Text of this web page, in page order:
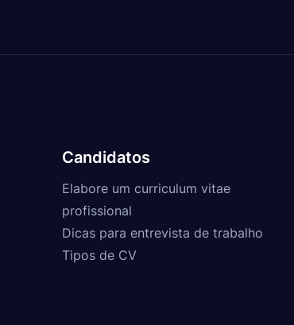
Candidatos
Elabore um curriculum vitae
profissional
Dicas para entrevista de trabalho
Tipos de CV